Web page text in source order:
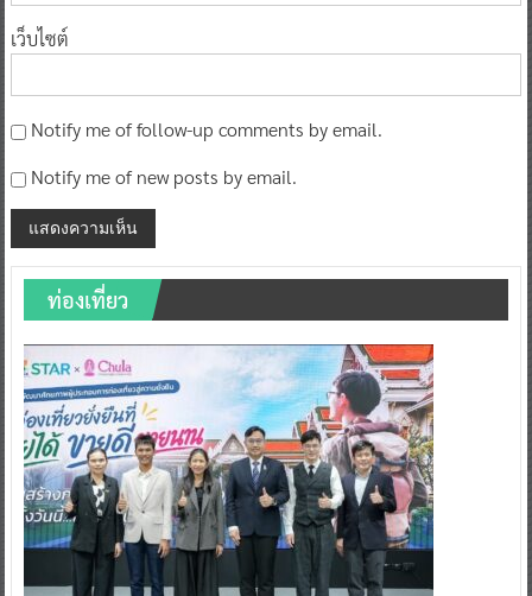
เว็บไซต์
Notify me of follow-up comments by email.
Notify me of new posts by email.
ท่องเที่ยว